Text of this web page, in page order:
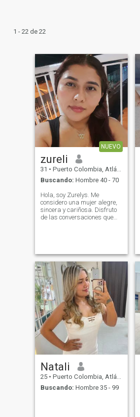
1 - 22 de 22
NUEVO
zureli
31 • Puerto Colombia, Atlántico, Colombia
Buscando: Hombre 40 - 70
Hola, soy Zurelys. Me
considero una mujer alegre,
sincera y cariñosa. Disfruto
de las conversaciones que
conocer a alguien con buenos
valores, maduro, amable y
con ganas de construir una
relación estable basada en
la confianza, la
comunicación y el apoyo
mutuo. Creo que las mejores
historias comienzan con una
buena amistad. Si eres una
persona auténtica, con buen
sentido del humor y un
corazón noble, será un gusto
conocerte.
Natali
25 • Puerto Colombia, Atlántico, Colombia
Buscando: Hombre 35 - 99